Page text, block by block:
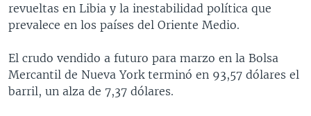
revueltas en Libia y la inestabilidad política que
prevalece en los países del Oriente Medio.
El crudo vendido a futuro para marzo en la Bolsa
Mercantil de Nueva York terminó en 93,57 dólares el
barril, un alza de 7,37 dólares.